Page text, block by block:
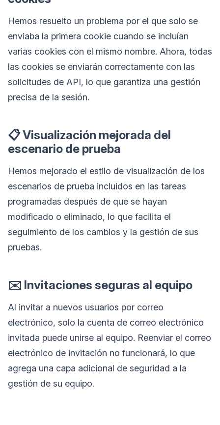
Hemos resuelto un problema por el que solo se
enviaba la primera cookie cuando se incluían
varias cookies con el mismo nombre. Ahora, todas
las cookies se enviarán correctamente con las
solicitudes de API, lo que garantiza una gestión
precisa de la sesión.
📋 Visualización mejorada del
escenario de prueba
Hemos mejorado el estilo de visualización de los
escenarios de prueba incluidos en las tareas
programadas después de que se hayan
modificado o eliminado, lo que facilita el
seguimiento de los cambios y la gestión de sus
pruebas.
✉️ Invitaciones seguras al equipo
Al invitar a nuevos usuarios por correo
electrónico, solo la cuenta de correo electrónico
invitada puede unirse al equipo. Reenviar el correo
electrónico de invitación no funcionará, lo que
agrega una capa adicional de seguridad a la
gestión de su equipo.